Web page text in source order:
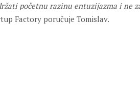
početnu razinu entuzijazma i ne
Factory poručuje Tomislav.